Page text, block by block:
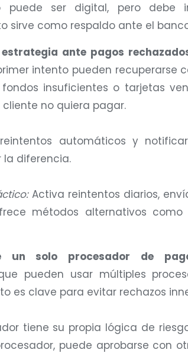
puede ser digital, pero debe
sirve como respaldo ante el
ante pagos
intento pueden recuperarse
insuficientes o tarjetas
no quiera pagar.
automáticos y
diferencia.
Activa reintentos diarios,
métodos alternativos
un solo procesador de
pueden usar múltiples
es clave para evitar rechazos
tiene su propia lógica de
puede aprobarse con